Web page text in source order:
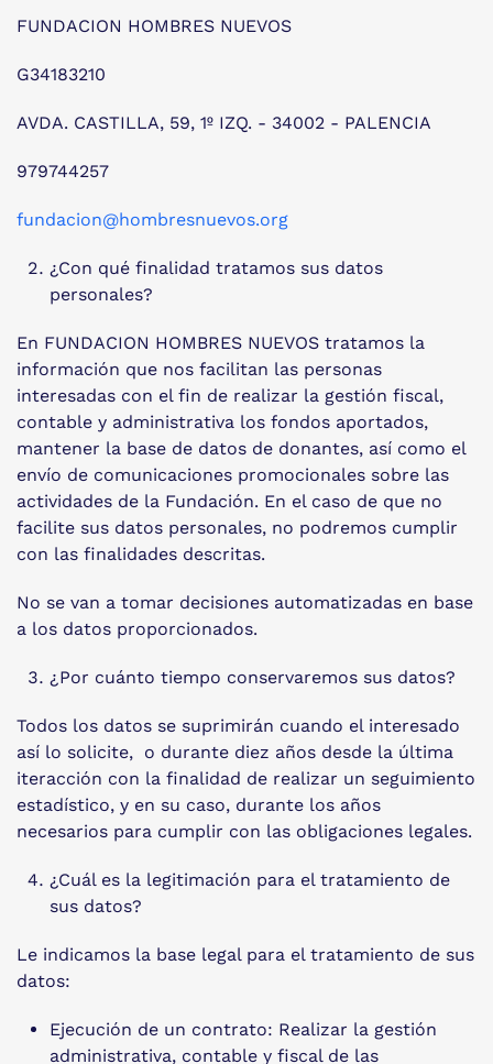
FUNDACION HOMBRES NUEVOS
G34183210
AVDA. CASTILLA, 59, 1º IZQ. - 34002 - PALENCIA
979744257
fundacion@hombresnuevos.org
¿Con qué finalidad tratamos sus datos
personales?
En FUNDACION HOMBRES NUEVOS tratamos la
información que nos facilitan las personas
interesadas con el fin de realizar la gestión fiscal,
contable y administrativa los fondos aportados,
mantener la base de datos de donantes, así como el
envío de comunicaciones promocionales sobre las
actividades de la Fundación. En el caso de que no
facilite sus datos personales, no podremos cumplir
con las finalidades descritas.
No se van a tomar decisiones automatizadas en base
a los datos proporcionados.
¿Por cuánto tiempo conservaremos sus datos?
Todos los datos se suprimirán cuando el interesado
así lo solicite, o durante diez años desde la última
iteracción con la finalidad de realizar un seguimiento
estadístico, y en su caso, durante los años
necesarios para cumplir con las obligaciones legales.
¿Cuál es la legitimación para el tratamiento de
sus datos?
Le indicamos la base legal para el tratamiento de sus
datos:
Ejecución de un contrato: Realizar la gestión
administrativa, contable y fiscal de las